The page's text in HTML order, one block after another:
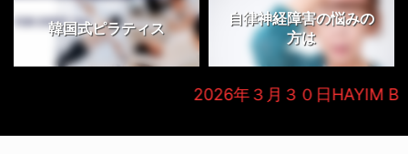
韓国式ピラティス
自律神経障害の悩みの
方は
2026年３月３０日HAYIM